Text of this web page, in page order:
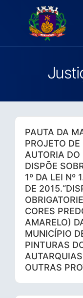
PAUTA DA
PROJETO
AUTORIA DO
DISPÕE
1º DA LEI Nº
DE
CORES
AMARELO)
MUNICÍPIO
PINTURAS
OUTRAS